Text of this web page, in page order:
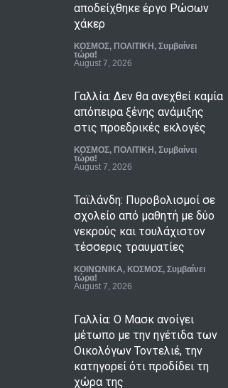
αποδείχθηκε έργο Ρώσων
χάκερ
ΚΟΣΜΟΣ, ΠΟΛΙΤΙΚΗ , Συμβαίνει
τώρα!
August 7, 2026
Γαλλία: Δεν θα ανεχθεί καμία
απόπειρα ξένης ανάμιξης
στις προεδρικές εκλογές
ΚΟΣΜΟΣ, ΠΟΛΙΤΙΚΗ , Συμβαίνει
τώρα!
August 7, 2026
Ταϊλάνδη: Πυροβολισμοί σε
σχολείο από μαθητή με δύο
νεκρούς και τουλάχιστον
τέσσερις τραυματίες
ΚΟΙΝΩΝΙΚΑ, ΚΟΣΜΟΣ, Συμβαίνει
τώρα!
August 7, 2026
Γαλλία: Ο Μασκ ανοίγει
μέτωπο με την ηγέτιδα των
Οικολόγων Τοντελιέ, την
κατηγορεί ότι προδίδει τη
χώρα της